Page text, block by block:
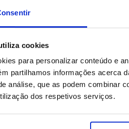
cookies
para personalizar conteúdo e
partilhamos informações acerca
análise, que as podem combinar
dos respetivos serviços.
LE: Marco Silva quer fator
mesmo peso decisório na